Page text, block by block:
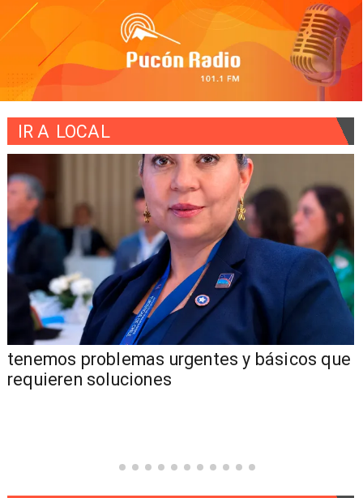
IR A LOCAL
tenemos problemas urgentes y básicos que
requieren soluciones